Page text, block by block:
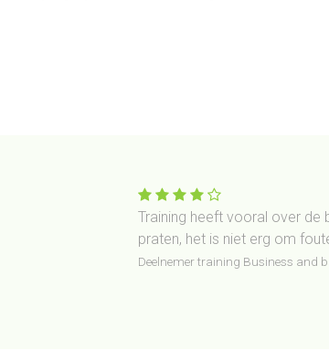
Training heeft vooral over de
praten, het is niet erg om
Deelnemer training Business and